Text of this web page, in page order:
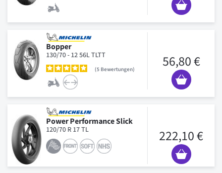
Bopper
130/70 - 12 56L TLTT
5 Bewertungen 56,80 €
Power Performance Slick
120/70 R 17 TL 222,10 €